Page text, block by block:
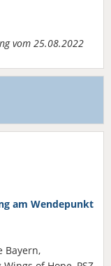
vom 25.08.2022
am Wendepunkt
Bayern,